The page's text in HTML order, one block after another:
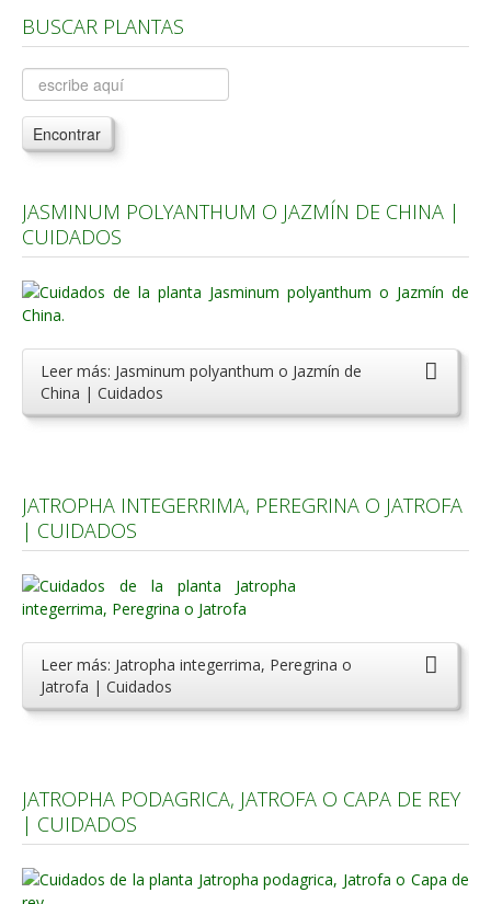
Árboles, Cicas y Palmeras de la G a la Z
Plantas Anuales y Perennes
Plantas Bulbosas y Acuáticas
Plantas de Interior
Plantas Aromáticas y de Huerto
Plantas Carnívoras y Orquídeas
Consejos
Hemisferio Sur
Enfermedades
Carencias
Flores y Plantas
Árboles y Palmeras
Arbustos y Trepadoras
Cactus y Suculentas
BUSCAR PLANTAS
Encontrar
JASMINUM POLYANTHUM O JAZMÍN DE CHINA |
CUIDADOS
Leer más: Jasminum polyanthum o Jazmín de
China | Cuidados
JATROPHA INTEGERRIMA, PEREGRINA O JATROFA
| CUIDADOS
Leer más: Jatropha integerrima, Peregrina o
Jatrofa | Cuidados
JATROPHA PODAGRICA, JATROFA O CAPA DE REY
| CUIDADOS